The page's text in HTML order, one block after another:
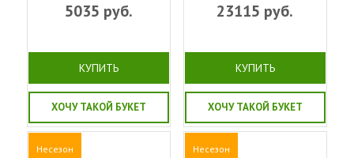
5035 руб.
КУПИТЬ
ХОЧУ ТАКОЙ БУКЕТ
23115 руб.
КУПИТЬ
ХОЧУ ТАКОЙ БУКЕТ
Несезон Несезон